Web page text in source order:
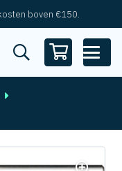
boven €150.